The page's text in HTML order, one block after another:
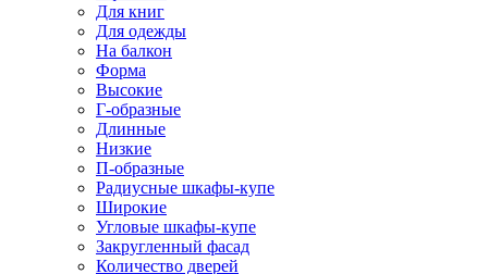
Для книг
Для одежды
На балкон
Форма
Высокие
Г-образные
Длинные
Низкие
П-образные
Радиусные шкафы-купе
Широкие
Угловые шкафы-купе
Закругленный фасад
Количество дверей